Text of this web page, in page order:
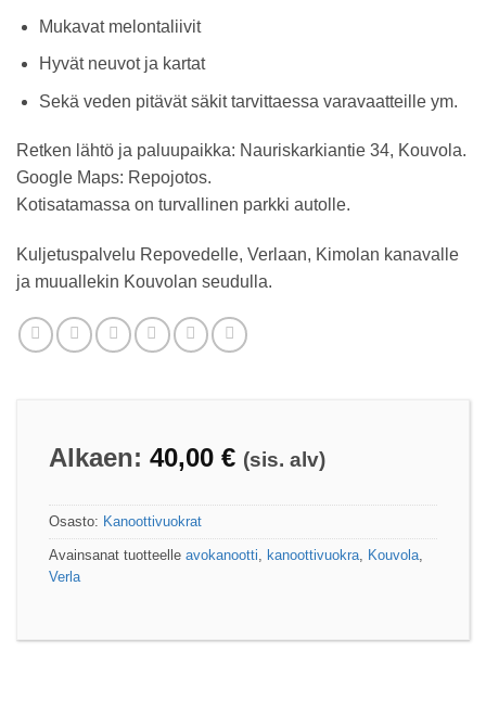
Mukavat melontaliivit
Hyvät neuvot ja kartat
Sekä veden pitävät säkit tarvittaessa varavaatteille ym.
Retken lähtö ja paluupaikka: Nauriskarkiantie 34, Kouvola.
Google Maps: Repojotos.
Kotisatamassa on turvallinen parkki autolle.
Kuljetuspalvelu Repovedelle, Verlaan, Kimolan kanavalle
ja muuallekin Kouvolan seudulla.
Alkaen: 40,00 € (sis. alv)
Osasto: Kanoottivuokrat
Avainsanat tuotteelle avokanootti, kanoottivuokra, Kouvola,
Verla